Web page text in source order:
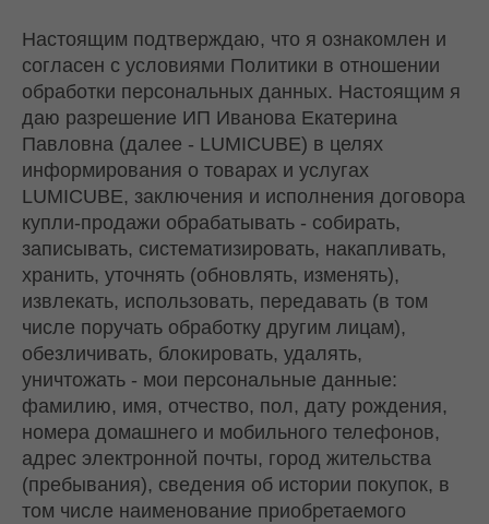
Настоящим подтверждаю, что я ознакомлен и
согласен с условиями Политики в отношении
обработки персональных данных. Настоящим я
даю разрешение ИП Иванова Екатерина
Павловна (далее - LUMICUBE) в целях
информирования о товарах и услугах
LUMICUBE, заключения и исполнения договора
купли-продажи обрабатывать - собирать,
записывать, систематизировать, накапливать,
хранить, уточнять (обновлять, изменять),
извлекать, использовать, передавать (в том
числе поручать обработку другим лицам),
обезличивать, блокировать, удалять,
уничтожать - мои персональные данные:
фамилию, имя, отчество, пол, дату рождения,
номера домашнего и мобильного телефонов,
адрес электронной почты, город жительства
(пребывания), сведения об истории покупок, в
том числе наименование приобретаемого